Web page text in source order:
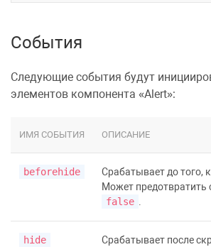
События
Следующие события будут
элементов компонента «Alert»:
ИМЯ СОБЫТИЯ ОПИСАНИЕ
beforehide
Срабатывает до того,
Может предотвратить
false .
hide Срабатывает после